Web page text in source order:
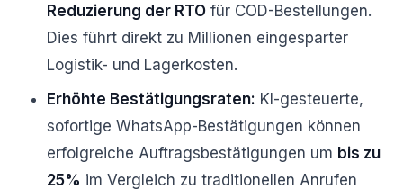
Reduzierung der RTO für COD-Bestellungen.
Dies führt direkt zu Millionen eingesparter
Logistik- und Lagerkosten.
Erhöhte Bestätigungsraten: KI-gesteuerte,
sofortige WhatsApp-Bestätigungen können
erfolgreiche Auftragsbestätigungen um bis zu
25% im Vergleich zu traditionellen Anrufen